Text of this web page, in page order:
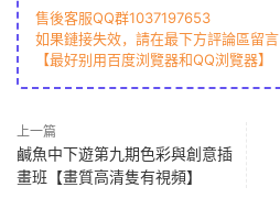
售後客服QQ群1037197653
如果鏈接失效，請在最下方評論區留言
【最好别用百度浏覽器和QQ浏覽器】
上一篇
鹹魚中下遊第九期色彩與創意插
畫班【畫質高清隻有視頻】